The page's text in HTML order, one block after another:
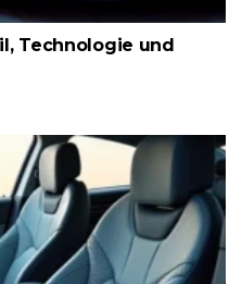
Technologie und